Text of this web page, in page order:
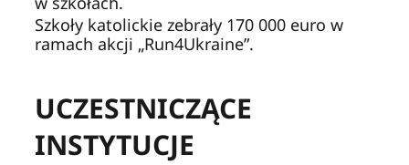
Szkoły katolickie zebrały 170 000 euro w
ramach akcji „Run4Ukraine”.
UCZESTNICZĄCE
INSTYTUCJE